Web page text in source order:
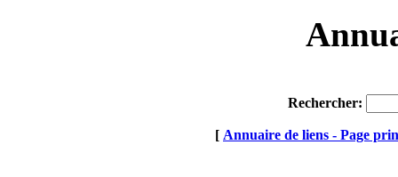
Rechercher:
[ Annuaire de liens - Page